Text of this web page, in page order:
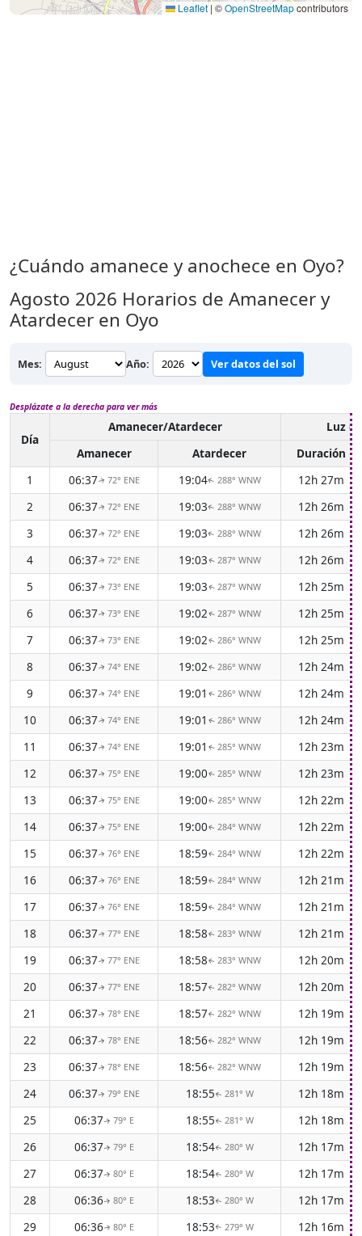
Leaflet | ©OpenStreetMapcontributors
¿Cuándo amanece y anochece en Oyo?
Agosto 2026 Horarios de Amanecer y
Atardecer en Oyo
Mes: Año: Ver datos del sol
Desplázate a la derecha para ver más
Día
Amanecer/Atardecer
Luz
Amanecer
Atardecer
Duración
1
06:37↑ 72° ENE 19:04↑ 288° WNW
12h 27m
2
06:37↑ 72° ENE 19:03↑ 288° WNW
12h 26m
3
06:37↑ 72° ENE 19:03↑ 288° WNW
12h 26m
4
06:37↑ 72° ENE 19:03↑ 287° WNW
12h 26m
5
06:37↑ 73° ENE 19:03↑ 287° WNW
12h 25m
6
06:37↑ 73° ENE 19:02↑ 287° WNW
12h 25m
7
06:37↑ 73° ENE 19:02↑ 286° WNW
12h 25m
8
06:37↑ 74° ENE 19:02↑ 286° WNW
12h 24m
9
06:37↑ 74° ENE 19:01 ↑ 286° WNW
12h 24m
10
06:37↑ 74° ENE 19:01 ↑ 286° WNW
12h 24m
11
06:37↑ 74° ENE 19:01 ↑ 285° WNW
12h 23m
12
06:37↑ 75° ENE 19:00↑ 285° WNW
12h 23m
13
06:37↑ 75° ENE 19:00↑ 285° WNW
12h 22m
14
06:37↑ 75° ENE 19:00↑ 284° WNW
12h 22m
15
06:37↑ 76° ENE 18:59↑ 284° WNW
12h 22m
16
06:37↑ 76° ENE 18:59↑ 284° WNW
12h 21m
17
06:37↑ 76° ENE 18:59↑ 284° WNW
12h 21m
18
06:37↑ 77° ENE 18:58↑ 283° WNW
12h 21m
19
06:37↑ 77° ENE 18:58↑ 283° WNW
12h 20m
20
06:37↑ 77° ENE 18:57↑ 282° WNW
12h 20m
21
06:37↑ 78° ENE 18:57↑ 282° WNW
12h 19m
22
06:37↑ 78° ENE 18:56↑ 282° WNW
12h 19m
23
06:37↑ 78° ENE 18:56↑ 282° WNW
12h 19m
24
06:37↑ 79° ENE 18:55↑ 281° W
12h 18m
25
06:37↑ 79° E 18:55↑ 281° W
12h 18m
26
06:37↑ 79° E 18:54↑ 280° W
12h 17m
27
06:37↑ 80° E 18:54↑ 280° W
12h 17m
28
06:36↑ 80° E 18:53↑ 280° W
12h 17m
29
06:36↑ 80° E 18:53↑ 279° W 12h 16m